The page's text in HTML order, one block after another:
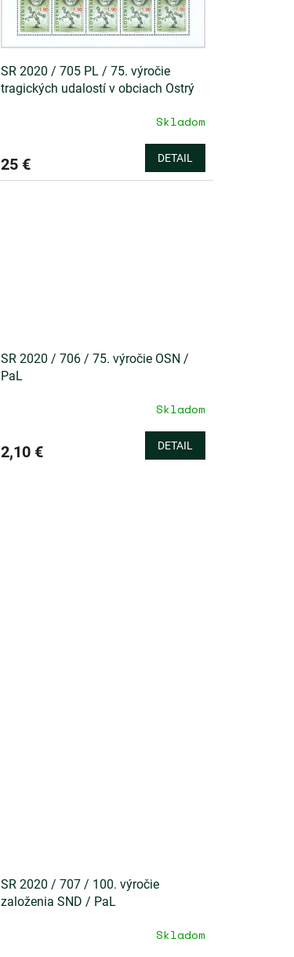
SR 2020 / 705 PL / 75. výročie
tragických udalostí v obciach Ostrý
Skladom
25 € DETAIL
SR 2020 / 706 / 75. výročie OSN /
PaL
Skladom
2,10 € DETAIL
SR 2020 / 707 / 100. výročie
založenia SND / PaL
Skladom